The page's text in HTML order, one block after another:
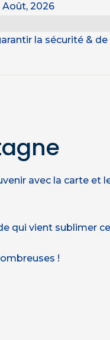
Août, 2026
la sécurité &
avec la carte et
qui vient sublimer
!